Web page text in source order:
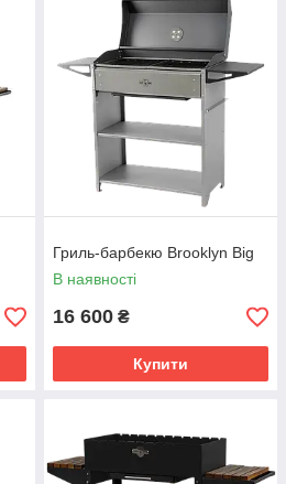
Гриль-барбекю Brooklyn Big
В наявності
16 600 ₴
Купити